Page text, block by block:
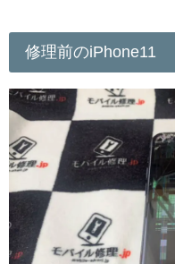
修理前のiPhone11